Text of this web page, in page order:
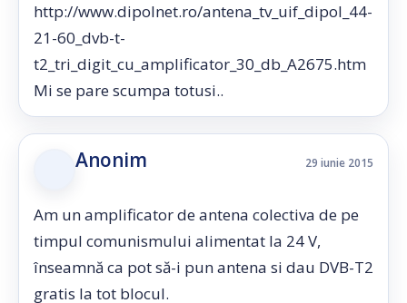
http://www.dipolnet.ro/antena_tv_uif_dipol_44-
21-60_dvb-t-
t2_tri_digit_cu_amplificator_30_db_A2675.htm
Mi se pare scumpa totusi..
Anonim 29 iunie 2015
Am un amplificator de antena colectiva de pe
timpul comunismului alimentat la 24 V,
înseamnă ca pot să-i pun antena si dau DVB-T2
gratis la tot blocul.